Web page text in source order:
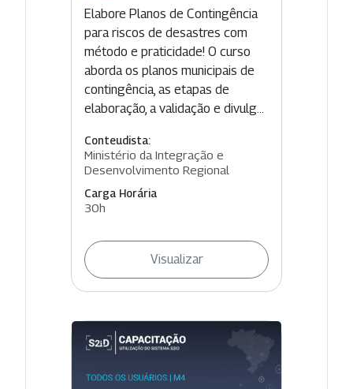
Elabore Planos de Contingência
para riscos de desastres com
método e praticidade! O curso
aborda os planos municipais de
contingência, as etapas de
elaboração, a validação e divulg...
Conteudista:
Ministério da Integração e
Desenvolvimento Regional
Carga Horária
30h
Visualizar